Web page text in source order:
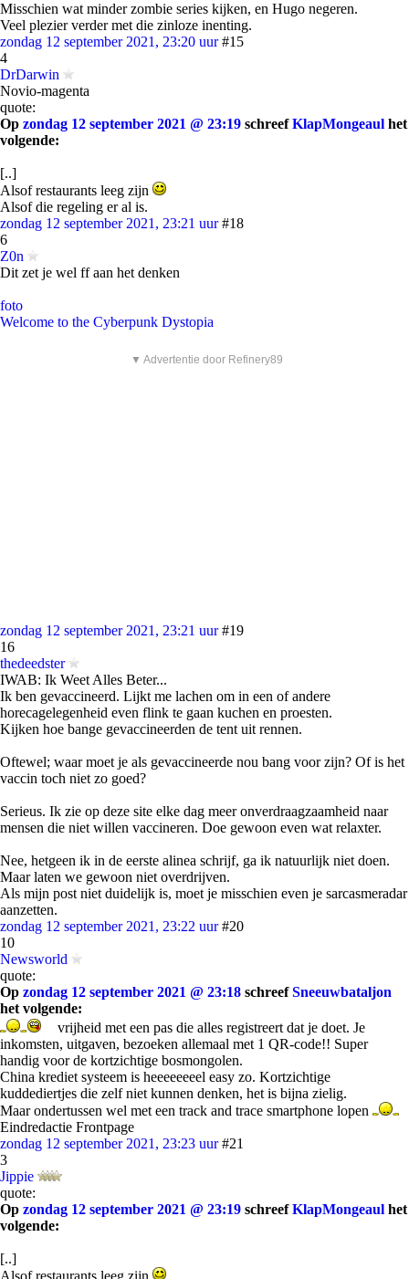
Misschien wat minder zombie series kijken, en Hugo negeren.
Veel plezier verder met die zinloze inenting.
zondag 12 september 2021, 23:20 uur #15
4
DrDarwin
Novio-magenta
quote:
Op zondag 12 september 2021 @ 23:19 schreefKlapMongeaul het
volgende:
[..]
Alsof restaurants leeg zijn
Alsof die regeling er al is.
zondag 12 september 2021, 23:21 uur #18
6
Z0n
Dit zet je wel ff aan het denken
foto
Welcome to the Cyberpunk Dystopia
▼ Advertentie door Refinery89
zondag 12 september 2021, 23:21 uur #19
16
thedeedster
IWAB: Ik Weet Alles Beter...
Ik ben gevaccineerd. Lijkt me lachen om in een of andere
horecagelegenheid even flink te gaan kuchen en proesten.
Kijken hoe bange gevaccineerden de tent uit rennen.
Oftewel; waar moet je als gevaccineerde nou bang voor zijn? Of is het
vaccin toch niet zo goed?
Serieus. Ik zie op deze site elke dag meer onverdraagzaamheid naar
mensen die niet willen vaccineren. Doe gewoon even wat relaxter.
Nee, hetgeen ik in de eerste alinea schrijf, ga ik natuurlijk niet doen.
Maar laten we gewoon niet overdrijven.
Als mijn post niet duidelijk is, moet je misschien even je sarcasmeradar
aanzetten.
zondag 12 september 2021, 23:22 uur #20
10
Newsworld
quote:
Op zondag 12 september 2021 @ 23:18 schreefSneeuwbataljon
het volgende:
vrijheid met een pas die alles registreert dat je doet. Je
inkomsten, uitgaven, bezoeken allemaal met 1 QR-code!! Super
handig voor de kortzichtige bosmongolen.
China krediet systeem is heeeeeeeel easy zo. Kortzichtige
kuddediertjes die zelf niet kunnen denken, het is bijna zielig.
Maar ondertussen wel met een track and trace smartphone lopen
Eindredactie Frontpage
zondag 12 september 2021, 23:23 uur #21
3
Jippie
quote:
Op zondag 12 september 2021 @ 23:19 schreefKlapMongeaul het
volgende:
[..]
Alsof restaurants leeg zijn